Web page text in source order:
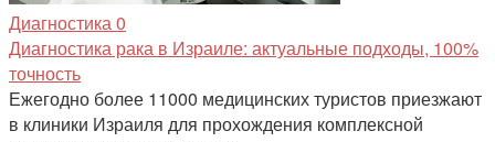
Диагностика 0
Диагностика рака в Израиле: актуальные подходы, 100%
точность
Ежегодно более 11000 медицинских туристов приезжают
в клиники Израиля для прохождения комплексной